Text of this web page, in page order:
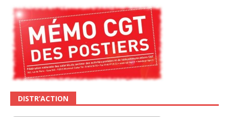
DISTR’ACTION